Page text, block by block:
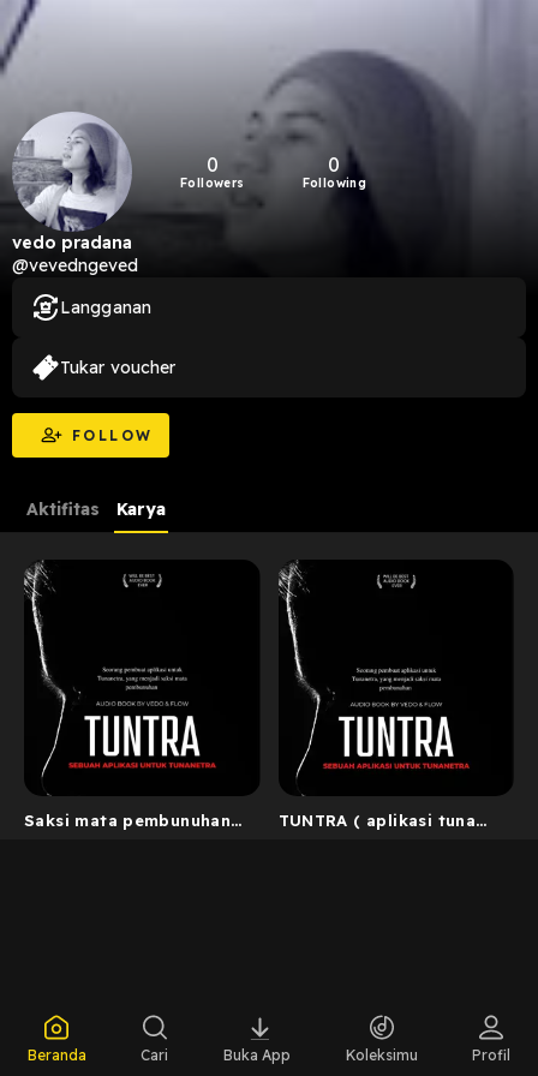
0
Followers
0
Following
vedo pradana
@vevedngeved
FOLLOW
Langganan
Tukar voucher
Aktifitas Karya
Saksi mata pembunuhan
TUNTRA ( aplikasi tuna
Beranda Cari Buka App Koleksimu Profil